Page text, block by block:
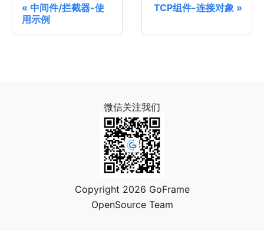
中间件/拦截器-使
用示例
TCP组件-连接对象
微信关注我们
Copyright 2026 GoFrame
OpenSource Team